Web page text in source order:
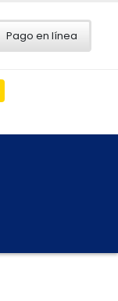
Pago en línea